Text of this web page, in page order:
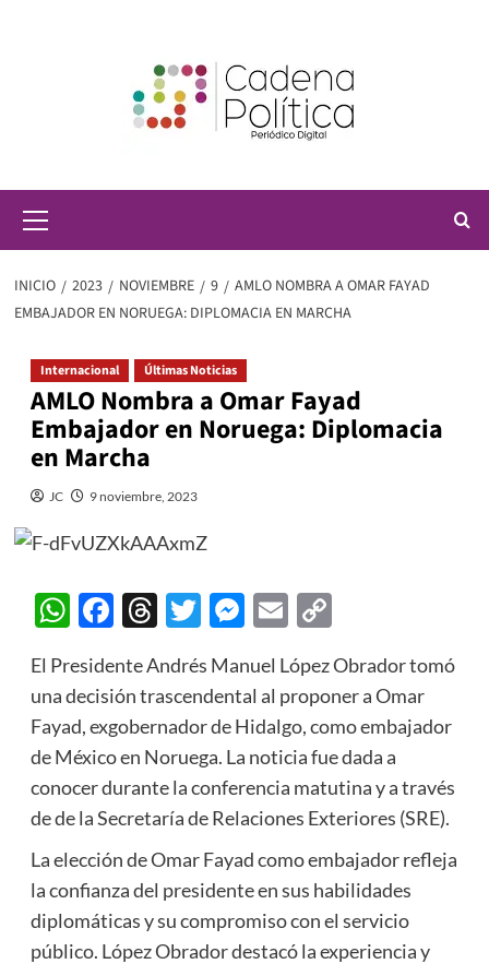
principal
INICIO 2023 NOVIEMBRE 9
AMLO NOMBRA A OMAR FAYAD
EMBAJADOR EN NORUEGA: DIPLOMACIA EN MARCHA
Internacional Últimas Noticias
AMLO Nombra a Omar Fayad
Embajador en Noruega: Diplomacia
en Marcha
JC 9 noviembre, 2023
WhatsApp
Facebook
Threads
Twitter
Messenger
EmailCopy
El Presidente Andrés Manuel López Obrador tomó
una decisión trascendental al proponer a Omar
Fayad, exgobernador de Hidalgo, como embajador
de México en Noruega. La noticia fue dada a
conocer durante la conferencia matutina y a través
de de la Secretaría de Relaciones Exteriores (SRE).
La elección de Omar Fayad como embajador refleja
la confianza del presidente en sus habilidades
diplomáticas y su compromiso con el servicio
público. López Obrador destacó la experiencia y